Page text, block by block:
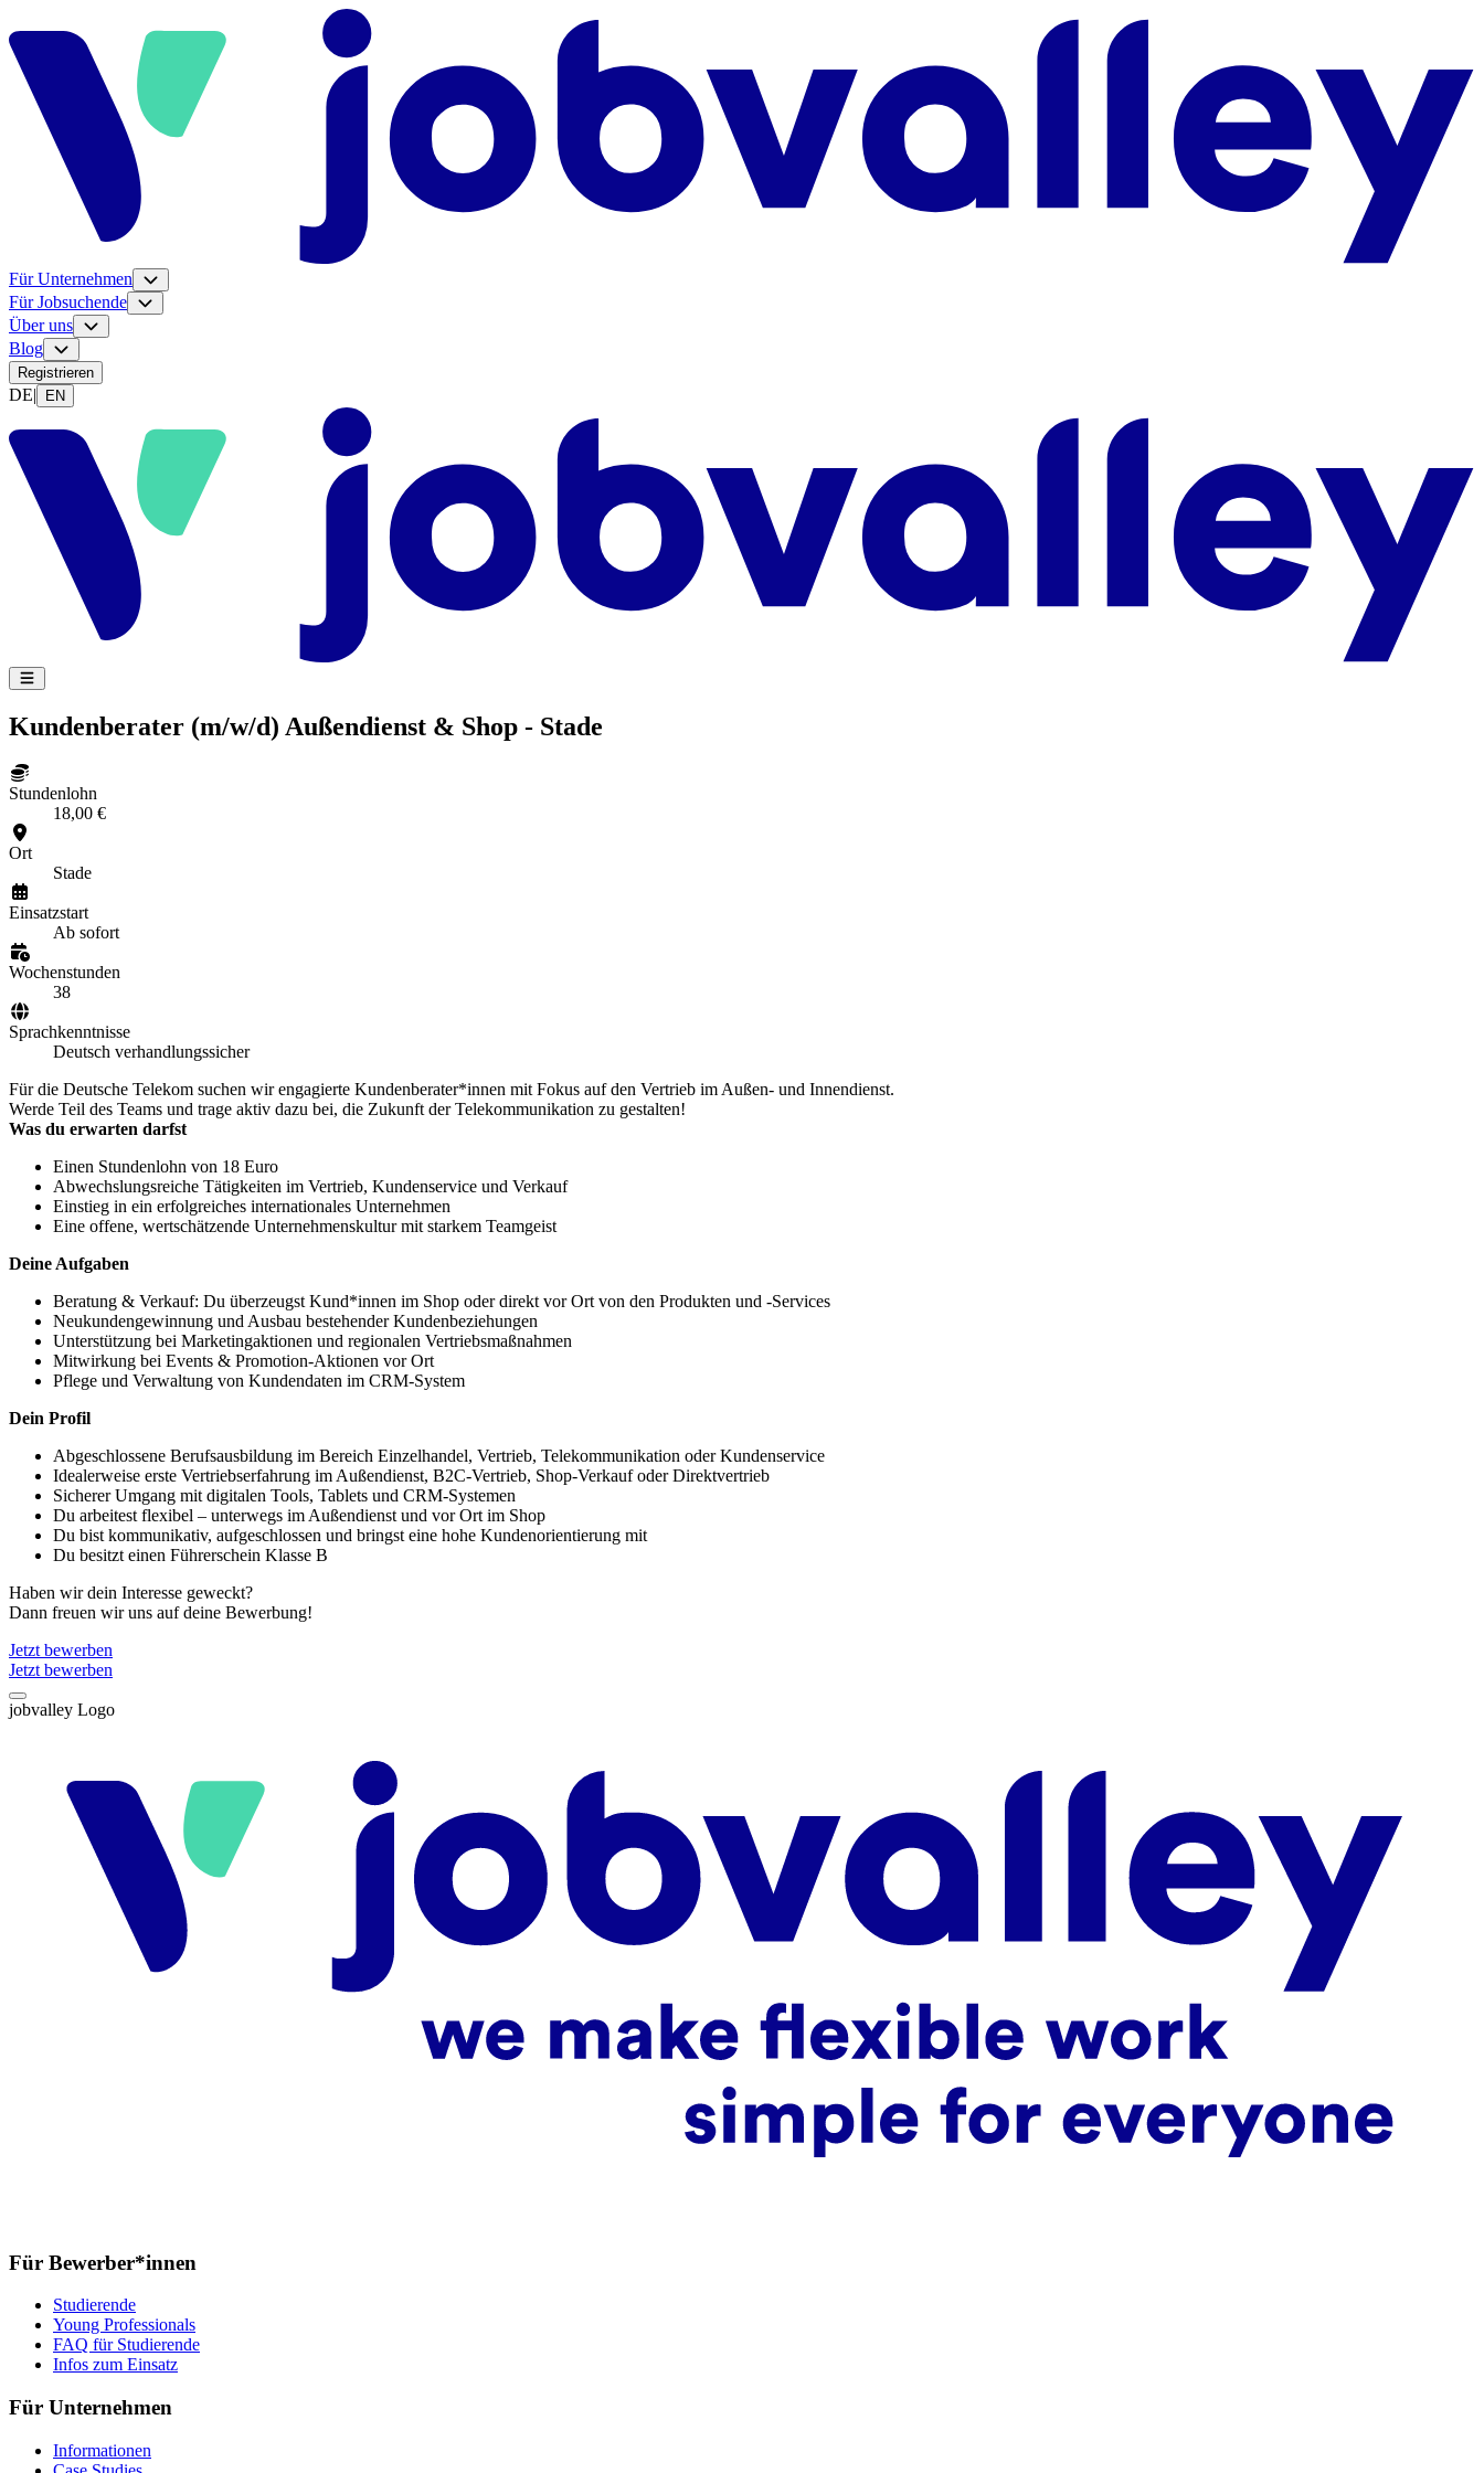
Für Unternehmen
Für Jobsuchende
Über uns
Blog
Registrieren
DE| EN
Kundenberater (m/w/d) Außendienst & Shop - Stade
Stundenlohn
18,00 €
Ort
Stade
Einsatzstart
Ab sofort
Wochenstunden
38
Sprachkenntnisse
Deutsch verhandlungssicher
Für die Deutsche Telekom suchen wir engagierte Kundenberater*innen mit Fokus auf den Vertrieb im Außen- und Innendienst.
Werde Teil des Teams und trage aktiv dazu bei, die Zukunft der Telekommunikation zu gestalten!
Was du erwarten darfst
Einen Stundenlohn von 18 Euro
Abwechslungsreiche Tätigkeiten im Vertrieb, Kundenservice und Verkauf
Einstieg in ein erfolgreiches internationales Unternehmen
Eine offene, wertschätzende Unternehmenskultur mit starkem Teamgeist
Deine Aufgaben
Beratung & Verkauf: Du überzeugst Kund*innen im Shop oder direkt vor Ort von den Produkten und -Services
Neukundengewinnung und Ausbau bestehender Kundenbeziehungen
Unterstützung bei Marketingaktionen und regionalen Vertriebsmaßnahmen
Mitwirkung bei Events & Promotion-Aktionen vor Ort
Pflege und Verwaltung von Kundendaten im CRM-System
Dein Profil
Abgeschlossene Berufsausbildung im Bereich Einzelhandel, Vertrieb, Telekommunikation oder Kundenservice
Idealerweise erste Vertriebserfahrung im Außendienst, B2C-Vertrieb, Shop-Verkauf oder Direktvertrieb
Sicherer Umgang mit digitalen Tools, Tablets und CRM-Systemen
Du arbeitest flexibel – unterwegs im Außendienst und vor Ort im Shop
Du bist kommunikativ, aufgeschlossen und bringst eine hohe Kundenorientierung mit
Du besitzt einen Führerschein Klasse B
Haben wir dein Interesse geweckt?
Dann freuen wir uns auf deine Bewerbung!
Jetzt bewerben
Jetzt bewerben
jobvalley Logo
Für Bewerber*innen
Studierende
Young Professionals
FAQ für Studierende
Infos zum Einsatz
Für Unternehmen
Informationen